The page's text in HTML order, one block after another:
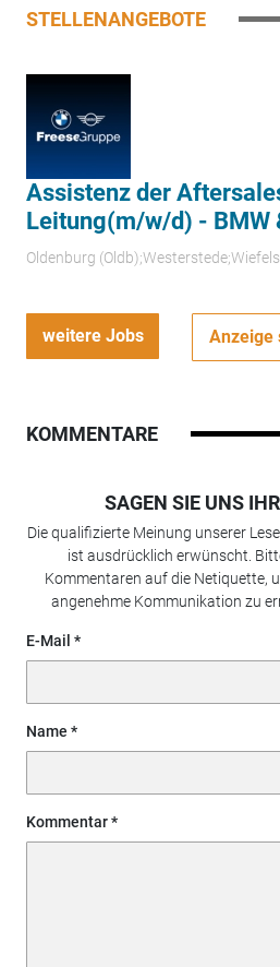
STELLENANGEBOTE
Assistenz der
Leitung(m/w/d) - BMW
Oldenburg
weitere Jobs Anzeige
KOMMENTARE
SAGEN SIE UNS
Die qualifizierte Meinung unserer
ist ausdrücklich erwünscht.
Kommentaren auf die Netiquette,
angenehme Kommunikation zu
E-Mail
Name
Kommentar